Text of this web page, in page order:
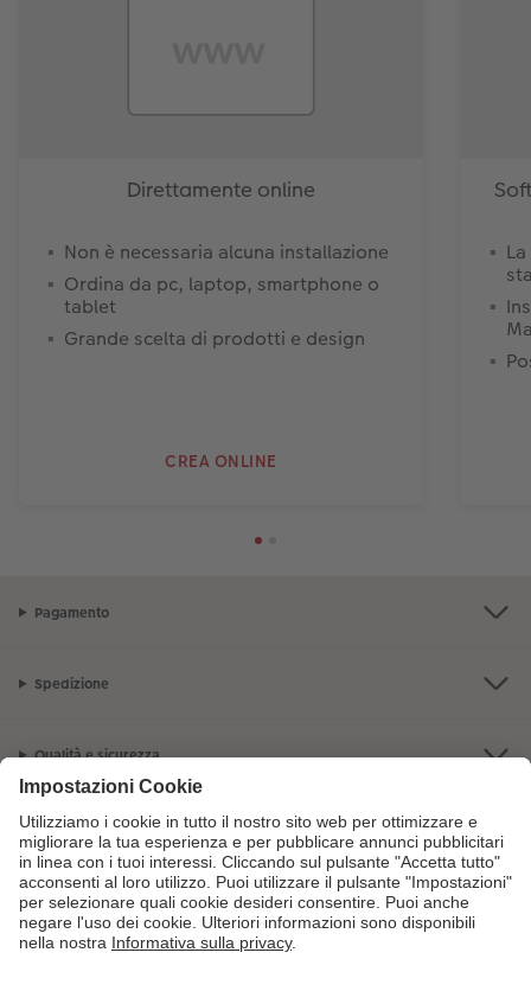
Direttamente online
Non è necessaria alcuna installazione
Ordina da pc, laptop, smartphone o
tablet
Grande scelta di prodotti e design
CREA ONLINE
Pagamento
Spedizione
Qualità e sicurezza
Servizio clienti
L'azienda CEWE